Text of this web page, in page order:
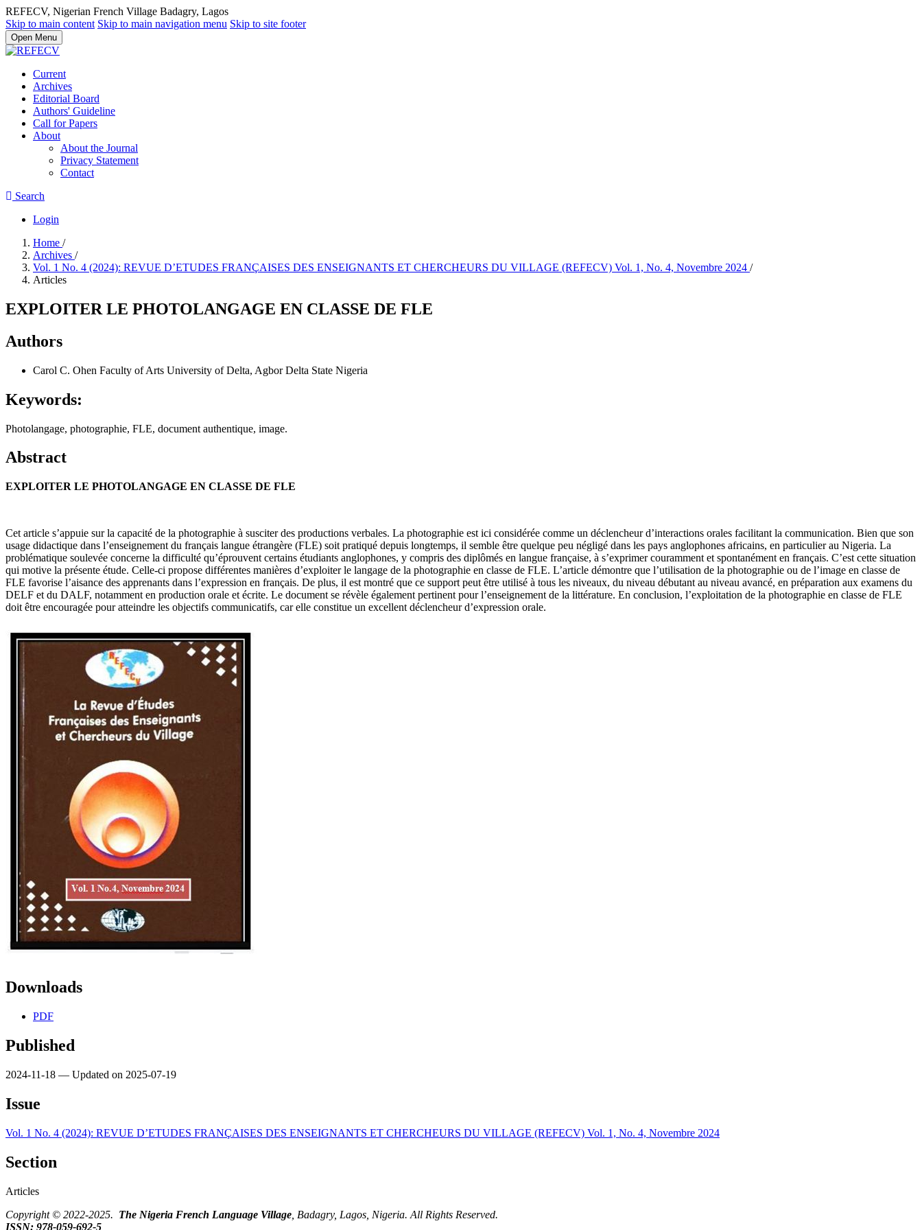
REFECV, Nigerian French Village Badagry, Lagos
Skip to main content Skip to main navigation menu Skip to site footer
Open Menu
Current
Archives
Editorial Board
Authors' Guideline
Call for Papers
About
About the Journal
Privacy Statement
Contact
Search
Login
Home /
Archives /
Vol. 1 No. 4 (2024): REVUE D’ETUDES FRANÇAISES DES ENSEIGNANTS ET CHERCHEURS DU VILLAGE (REFECV) Vol. 1, No. 4, Novembre 2024 /
Articles
EXPLOITER LE PHOTOLANGAGE EN CLASSE DE FLE
Authors
Carol C. Ohen Faculty of Arts University of Delta, Agbor Delta State Nigeria
Keywords:
Photolangage, photographie, FLE, document authentique, image.
Abstract
EXPLOITER LE PHOTOLANGAGE EN CLASSE DE FLE
Cet article s’appuie sur la capacité de la photographie à susciter des productions verbales. La photographie est ici considérée comme un déclencheur d’interactions orales facilitant la communication. Bien que son
usage didactique dans l’enseignement du français langue étrangère (FLE) soit pratiqué depuis longtemps, il semble être quelque peu négligé dans les pays anglophones africains, en particulier au Nigeria. La
problématique soulevée concerne la difficulté qu’éprouvent certains étudiants anglophones, y compris des diplômés en langue française, à s’exprimer couramment et spontanément en français. C’est cette situation
qui motive la présente étude. Celle-ci propose différentes manières d’exploiter le langage de la photographie en classe de FLE. L’article démontre que l’utilisation de la photographie ou de l’image en classe de
FLE favorise l’aisance des apprenants dans l’expression en français. De plus, il est montré que ce support peut être utilisé à tous les niveaux, du niveau débutant au niveau avancé, en préparation aux examens du
DELF et du DALF, notamment en production orale et écrite. Le document se révèle également pertinent pour l’enseignement de la littérature. En conclusion, l’exploitation de la photographie en classe de FLE
doit être encouragée pour atteindre les objectifs communicatifs, car elle constitue un excellent déclencheur d’expression orale.
Downloads
PDF
Published
2024-11-18 — Updated on 2025-07-19
Issue
Vol. 1 No. 4 (2024): REVUE D’ETUDES FRANÇAISES DES ENSEIGNANTS ET CHERCHEURS DU VILLAGE (REFECV) Vol. 1, No. 4, Novembre 2024
Section
Articles
Copyright © 2022-2025. The Nigeria French Language Village , Badagry, Lagos, Nigeria. All Rights Reserved.
ISSN: 978-059-692-5